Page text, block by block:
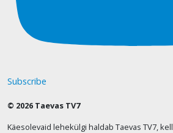
Subscribe
© 2026 Taevas TV7
Käesolevaid lehekülgi haldab Taevas TV7,